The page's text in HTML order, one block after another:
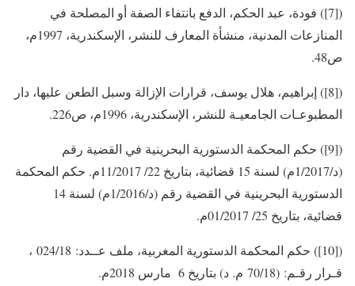
([7]) فودة، عبد الحكم، الدفع بانتفاء الصفة أو المصلحة في
المنازعات المدنية، منشأة المعارف للنشر، الإسكندرية، 1997م،
ص48.
([8]) إبراهيم، هلال يوسف، قرارات الإزالة وسبل الطعن عليها، دار
المطبوعـات الجامعيـة للنشر، الإسكندرية، 1996م، ص226.
([9]) حكم المحكمة الدستورية البحرينية في القضية رقم
(د/1/2017م) لسنة 15 قضائية، بتاريخ 22/ 11/2017م. حكم المحكمة
الدستورية البحرينية في القضية رقم (د/1/2016م) لسنة 14
قضائية، بتاريخ 25/ 01/2017م.
([10]) حكم المحكمة الدستورية المغربية، ملف عــدد: 024/18 ،
قـرار رقـم: (70/18 م. د) بتاريخ 6 مارس 2018م.